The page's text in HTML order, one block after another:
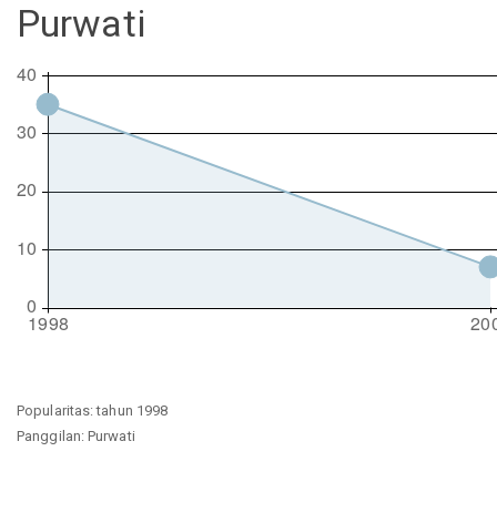
Nurhilman
Pathin
Purwati
Popularitas: tahun 1998
Panggilan: Purwati